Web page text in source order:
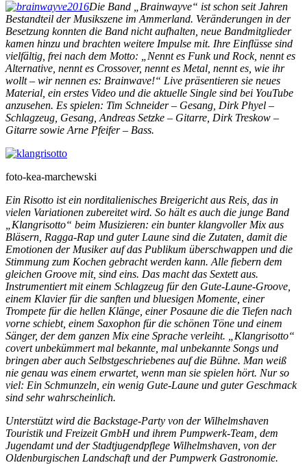
Die Band „Brainwayve“ ist schon seit Jahren
Bestandteil der Musikszene im Ammerland. Veränderungen in der
Besetzung konnten die Band nicht aufhalten, neue Bandmitglieder
kamen hinzu und brachten weitere Impulse mit. Ihre Einflüsse sind
vielfältig, frei nach dem Motto: „Nennt es Funk und Rock, nennt es
Alternative, nennt es Crossover, nennt es Metal, nennt es, wie ihr
wollt – wir nennen es: Brainwave!“ Live präsentieren sie neues
Material, ein erstes Video und die aktuelle Single sind bei YouTube
anzusehen. Es spielen: Tim Schneider – Gesang, Dirk Phyel –
Schlagzeug, Gesang, Andreas Setzke – Gitarre, Dirk Treskow –
Gitarre sowie Arne Pfeifer – Bass.
foto-kea-marchewski
Ein Risotto ist ein norditalienisches Breigericht aus Reis, das in
vielen Variationen zubereitet wird. So hält es auch die junge Band
„Klangrisotto“ beim Musizieren: ein bunter klangvoller Mix aus
Bläsern, Ragga-Rap und guter Laune sind die Zutaten, damit die
Emotionen der Musiker auf das Publikum überschwappen und die
Stimmung zum Kochen gebracht werden kann. Alle fiebern dem
gleichen Groove mit, sind eins. Das macht das Sextett aus.
Instrumentiert mit einem Schlagzeug für den Gute-Laune-Groove,
einem Klavier für die sanften und bluesigen Momente, einer
Trompete für die hellen Klänge, einer Posaune die die Tiefen nach
vorne schiebt, einem Saxophon für die schönen Töne und einem
Sänger, der dem ganzen Mix eine Sprache verleiht. „Klangrisotto“
covert unbekümmert mal bekannte, mal unbekannte Songs und
bringen aber auch Selbstgeschriebenes auf die Bühne. Man weiß
nie genau was einem erwartet, wenn man sie spielen hört. Nur so
viel: Ein Schmunzeln, ein wenig Gute-Laune und guter Geschmack
sind sehr wahrscheinlich.
Unterstützt wird die Backstage-Party von der Wilhelmshaven
Touristik und Freizeit GmbH und ihrem Pumpwerk-Team, dem
Jugendamt und der Stadtjugendpflege Wilhelmshaven, von der
Oldenburgischen Landschaft und der Pumpwerk Gastronomie.